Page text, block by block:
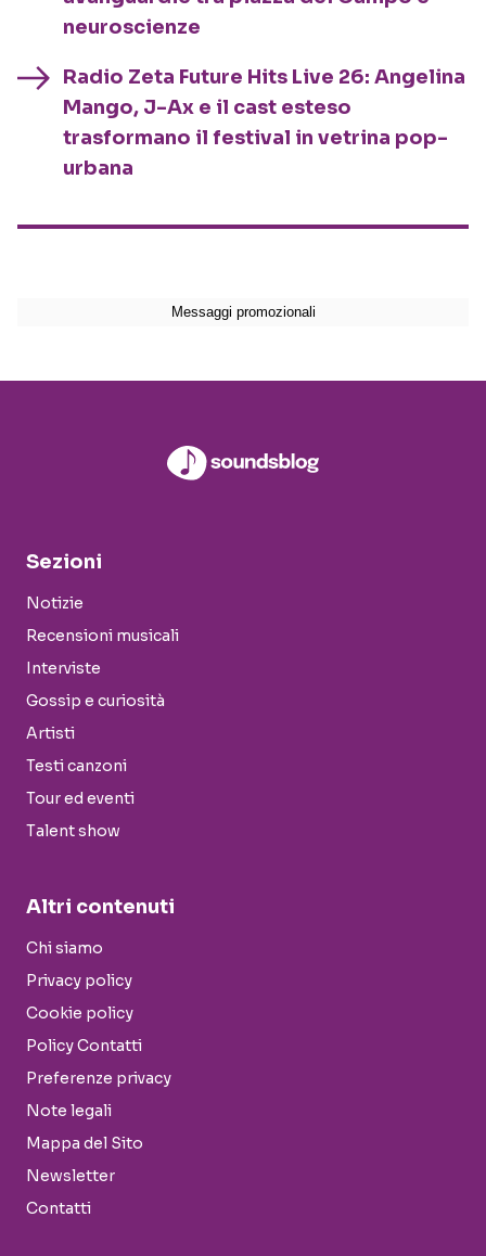
neuroscienze
Radio Zeta Future Hits Live 26: Angelina
Mango, J-Ax e il cast esteso
trasformano il festival in vetrina pop-
urbana
Sezioni
Notizie
Recensioni musicali
Interviste
Gossip e curiosità
Artisti
Testi canzoni
Tour ed eventi
Talent show
Altri contenuti
Chi siamo
Privacy policy
Cookie policy
Policy Contatti
Preferenze privacy
Note legali
Mappa del Sito
Newsletter
Contatti